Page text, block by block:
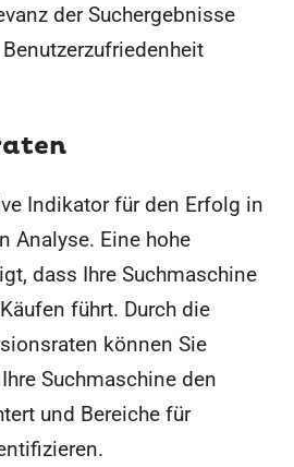
der Suchergebnisse
Indikator für den Erfolg in
Analyse. Eine hohe
dass Ihre Suchmaschine
führt. Durch die
können Sie
Suchmaschine den
und Bereiche für